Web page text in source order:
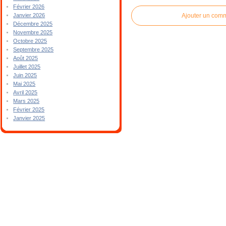
Février 2026
Janvier 2026
Décembre 2025
Novembre 2025
Octobre 2025
Septembre 2025
Août 2025
Juillet 2025
Juin 2025
Mai 2025
Avril 2025
Mars 2025
Février 2025
Janvier 2025
Ajouter un